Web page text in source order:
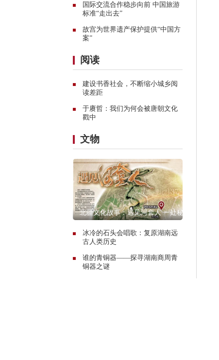
国际交流合作稳步向前 中国旅游
标准“走出去”
故宫为世界遗产保护提供“中国方
案”
阅读
建设书香社会，不断缩小城乡阅
读差距
于赓哲：我们为何会被唐朝文化
戳中
文物
北疆文化故事：遇见河套人 一处秘
冰冷的石头会唱歌：复原湖南远
古人类历史
谁的青铜器——探寻湖南商周青
铜器之谜